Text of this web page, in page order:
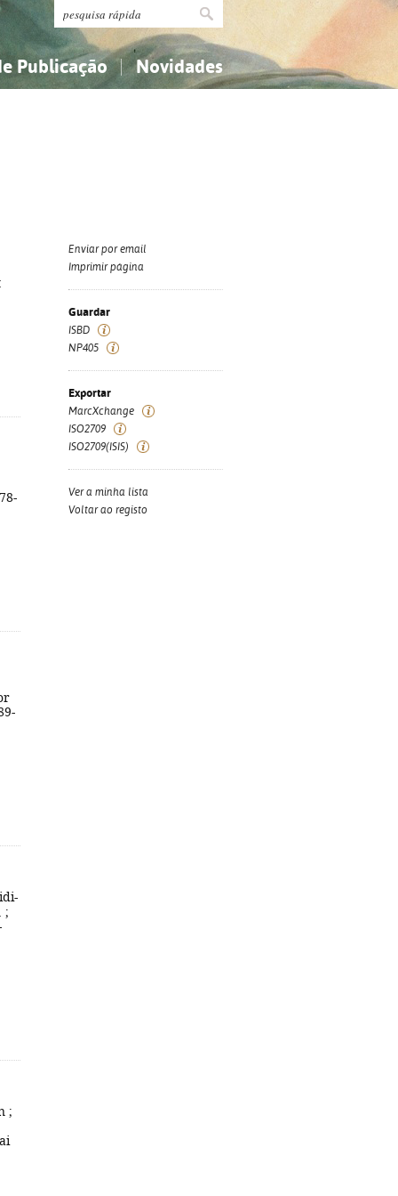
Publicação Novidades
;
;
Enviar por email
Imprimir página
Guardar
ISBD
NP405
Exportar
MarcXchange
ISO2709
ISO2709(ISIS)
Ver a minha lista
Voltar ao registo